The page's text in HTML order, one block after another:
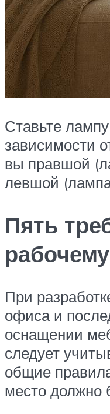
Ставьте
зависимости
вы правшой
левшой
Пять
При
офиса и
оснащении
следует
общие
место должно